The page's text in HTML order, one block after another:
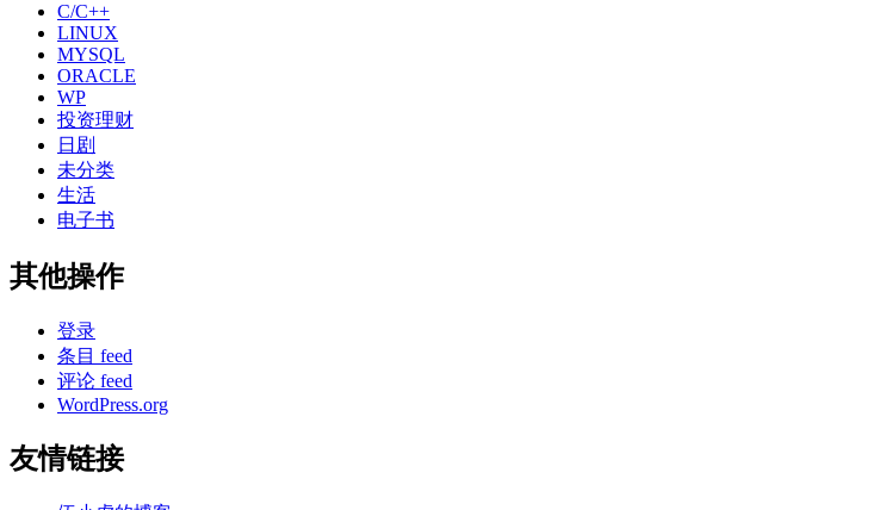
C/C++
LINUX
MYSQL
ORACLE
WP
投资理财
日剧
未分类
生活
电子书
其他操作
登录
条目 feed
评论 feed
WordPress.org
友情链接